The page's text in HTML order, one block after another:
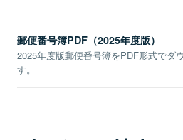
郵便番号簿PDF（2025年度版）
2025年度版郵便番号簿をPDF形式でダ
す。